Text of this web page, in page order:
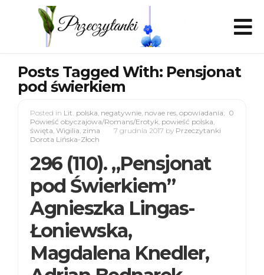
Posts Tagged With: Pensjonat
pod świerkiem
0
Posted in Lit. polska, negatywnie, novae res, opowiadania,
Powieść obyczajowa/Romans/Erotyk, powieść polska,
święta, Wigilia, zima 7 grudnia 2017 by Przeczytanki
Dorota Lińska-Złoch
296 (110). „Pensjonat
pod Świerkiem”
Agnieszka Lingas-
Łoniewska,
Magdalena Knedler,